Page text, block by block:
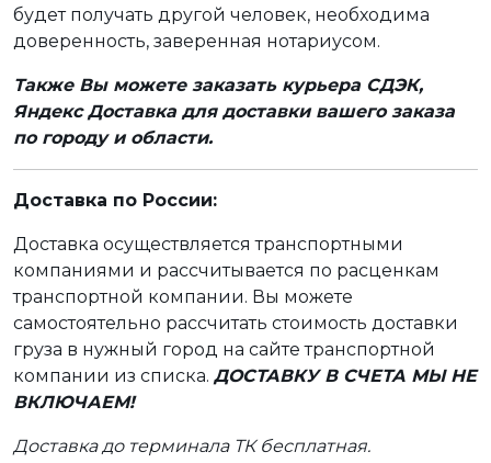
будет получать другой человек, необходима
доверенность, заверенная нотариусом.
Также Вы можете заказать курьера СДЭК,
Яндекс Доставка для доставки вашего заказа
по городу и области.
Доставка по России:
Доставка осуществляется транспортными
компаниями и рассчитывается по расценкам
транспортной компании. Вы можете
самостоятельно рассчитать стоимость доставки
груза в нужный город на сайте транспортной
компании из списка. ДОСТАВКУ В СЧЕТА МЫ НЕ
ВКЛЮЧАЕМ!
Доставка до терминала ТК бесплатная.